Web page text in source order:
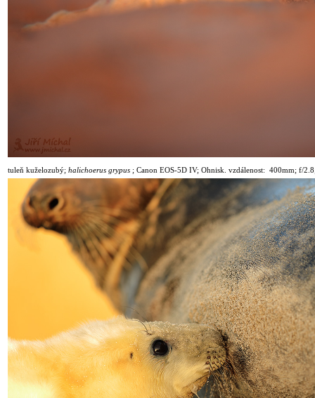
tuleň kuželozubý; halichoerus grypus ; Canon EOS-5D IV; Ohnisk. vzdálenost: 400mm; f/